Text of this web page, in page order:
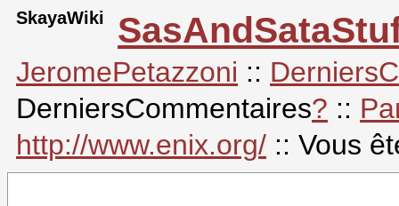
SkayaWiki
JeromePetazzoni ::
DerniersCommentaires? ::
http://www.enix.org/ :: Vous